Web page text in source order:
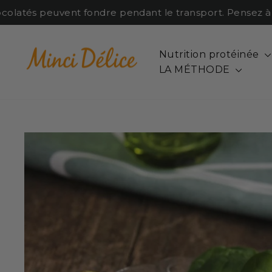
Passer
au
peuvent fondre pendant le transport. Pensez à
Nutrition protéinée
LA MÉTHODE